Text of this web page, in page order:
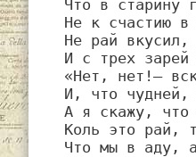
Что в старину
Не к счастию в
Не рай вкусил,
И с трех зарей
«Нет, нет!—
И, что чудней,
А я скажу, что
Коль это рай,
Что мы в аду,